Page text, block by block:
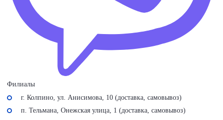
Филиалы
г. Колпино, ул. Анисимова, 10 (доставка, самовывоз)
п. Тельмана, Онежская улица, 1 (доставка, самовывоз)